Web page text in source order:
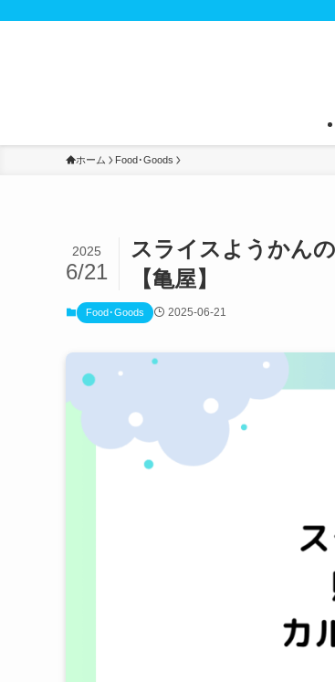
ホーム Food･Goods
スライスようかん
【亀屋】
2025
6/21
Food･Goods 2025-06-21